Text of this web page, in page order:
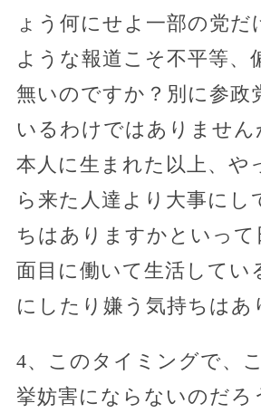
ょう何にせよ一部の党だ
ような報道こそ不平等、
無いのですか？別に参政
いるわけではありません
本人に生まれた以上、や
ら来た人達より大事にし
ちはありますかといって
面目に働いて生活してい
にしたり嫌う気持ちはあ
4、このタイミングで、
挙妨害にならないのだろ